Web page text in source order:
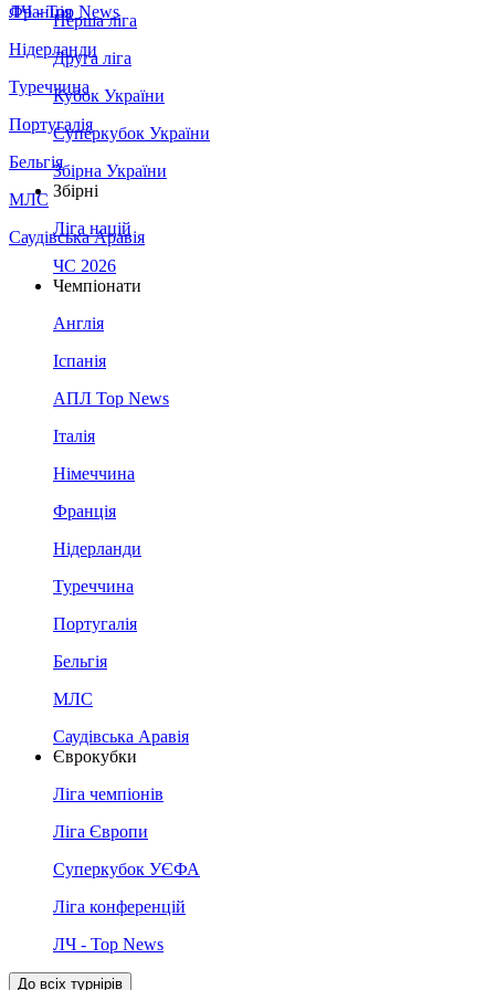
Франція
Нідерланди
Туреччина
Португалія
Бельгія
МЛС
Саудівська Аравія
ЛЧ - Top News
Перша ліга
Друга ліга
Кубок України
Суперкубок України
Збірна України
Збірні
Ліга націй
ЧС 2026
Чемпіонати
Англія
Іспанія
АПЛ Top News
Італія
Німеччина
Франція
Нідерланди
Туреччина
Португалія
Бельгія
МЛС
Саудівська Аравія
Єврокубки
Ліга чемпіонів
Ліга Європи
Суперкубок УЄФА
Ліга конференцій
ЛЧ - Top News
До всіх турнірів